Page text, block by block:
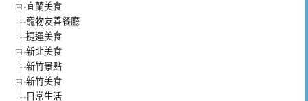
宜蘭美食
寵物友善餐廳
捷運美食
新北美食
新竹景點
新竹美食
日常生活